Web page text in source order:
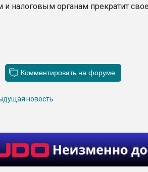
и налоговым органам прекратит
новость